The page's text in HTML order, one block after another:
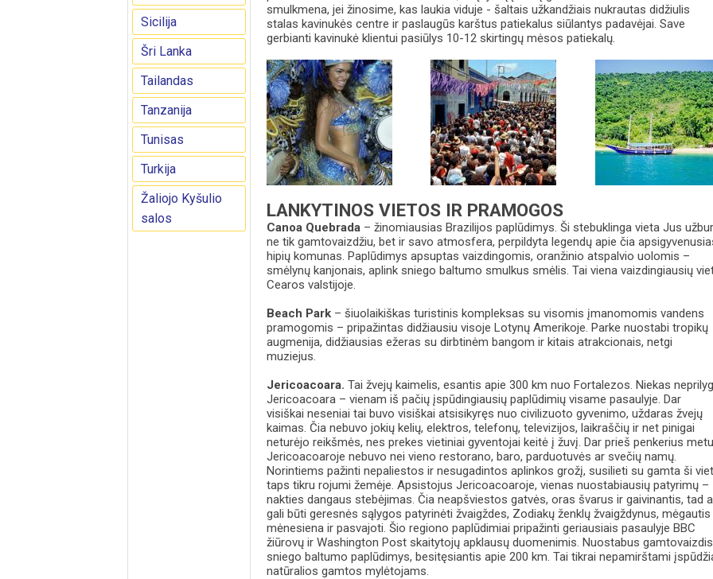
Sicilija
Šri Lanka
Tailandas
Tanzanija
Tunisas
Turkija
Žaliojo Kyšulio
salos
smulkmena, jei žinosime, kas laukia viduje - šaltais užkandžiais nukrautas didžiulis
stalas kavinukės centre ir paslaugūs karštus patiekalus siūlantys padavėjai. Save
gerbianti kavinukė klientui pasiūlys 10-12 skirtingų mėsos patiekalų.
LANKYTINOS VIETOS IR PRAMOGOS
Canoa Quebrada – žinomiausias Brazilijos paplūdimys. Ši stebuklinga vieta Jus
ne tik gamtovaizdžiu, bet ir savo atmosfera, perpildyta legendų apie čia
hipių komunas. Paplūdimys apsuptas vaizdingomis, oranžinio atspalvio uolomis –
smėlynų kanjonais, aplink sniego baltumo smulkus smėlis. Tai viena vaizdingiausių
Cearos valstijoje.
Beach Park – šiuolaikiškas turistinis kompleksas su visomis įmanomomis vandens
pramogomis – pripažintas didžiausiu visoje Lotynų Amerikoje. Parke nuostabi tropikų
augmenija, didžiausias ežeras su dirbtinėm bangom ir kitais atrakcionais, netgi
muziejus.
Jericoacoara. Tai žvejų kaimelis, esantis apie 300 km nuo Fortalezos. Niekas
Jericoacoara – vienam iš pačių įspūdingiausių paplūdimių visame pasaulyje. Dar
visiškai neseniai tai buvo visiškai atsisikyręs nuo civilizuoto gyvenimo, uždaras žvejų
kaimas. Čia nebuvo jokių kelių, elektros, telefonų, televizijos, laikraščių ir net pinigai
neturėjo reikšmės, nes prekes vietiniai gyventojai keitė į žuvį. Dar prieš penkerius
Jericoacoaroje nebuvo nei vieno restorano, baro, parduotuvės ar svečių namų.
Norintiems pažinti nepaliestos ir nesugadintos aplinkos grožį, susilieti su gamta ši
taps tikru rojumi žemėje. Apsistojus Jericoacoaroje, vienas nuostabiausių patyrimų –
nakties dangaus stebėjimas. Čia neapšviestos gatvės, oras švarus ir gaivinantis, tad
gali būti geresnės sąlygos patyrinėti žvaigždes, Zodiakų ženklų žvaigždynus, mėgautis
mėnesiena ir pasvajoti. Šio regiono paplūdimiai pripažinti geriausiais pasaulyje BBC
žiūrovų ir Washington Post skaitytojų apklausų duomenimis. Nuostabus
sniego baltumo paplūdimys, besitęsiantis apie 200 km. Tai tikrai nepamirštami
natūralios gamtos mylėtojams.